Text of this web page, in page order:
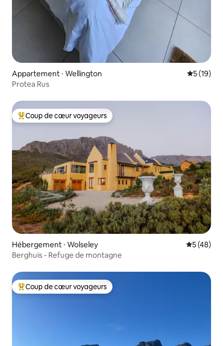
Appartement ⋅ Wellington
5 (19)
Protea Rus
Coups de cœur voyageurs les plus appréciés
Coup de cœur voyageurs
Hébergement ⋅ Wolseley
5 (48)
Berghuis - Refuge de montagne
Coups de cœur voyageurs les plus appréciés
Coup de cœur voyageurs